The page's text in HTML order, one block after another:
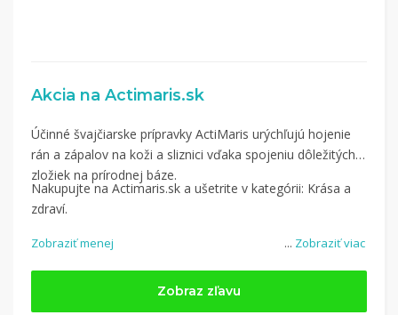
Akcia na Actimaris.sk
... Zobraziť viac
Účinné švajčiarske prípravky ActiMaris urýchľujú hojenie
rán a zápalov na koži a sliznici vďaka spojeniu dôležitých
zložiek na prírodnej báze.
Nakupujte na Actimaris.sk a ušetrite v kategórii: Krása a
zdraví.
Zobraziť menej
Zobraz zľavu